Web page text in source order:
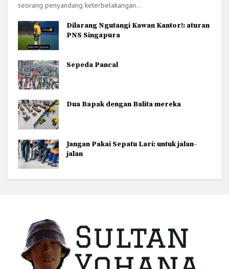
seorang penyandang keterbelakangan...
Dilarang Ngutangi Kawan Kantor!: aturan
PNS Singapura
Sepeda Pancal
Dua Bapak dengan Balita mereka
Jangan Pakai Sepatu Lari: untuk jalan-
jalan